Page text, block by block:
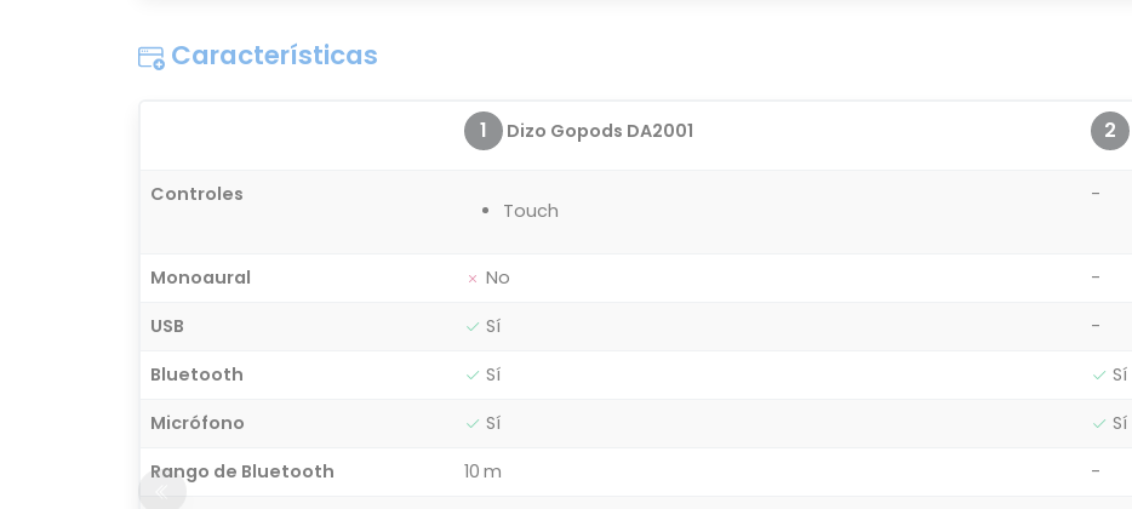
Características
1 Dizo Gopods DA2001 2
Controles
Touch
-
Monoaural No
-
USB
Sí
-
Bluetooth
Sí
Sí
Micrófono
Sí
Sí
Rango de Bluetooth
10 m
-